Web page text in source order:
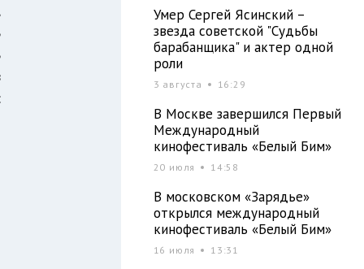
Умер Сергей Ясинский –
звезда советской "Судьбы
барабанщика" и актер одной
роли
3 августа 16:29
В Москве завершился Первый
Международный
кинофестиваль «Белый Бим»
20 июля 14:58
В московском «Зарядье»
открылся международный
кинофестиваль «Белый Бим»
16 июля 13:31